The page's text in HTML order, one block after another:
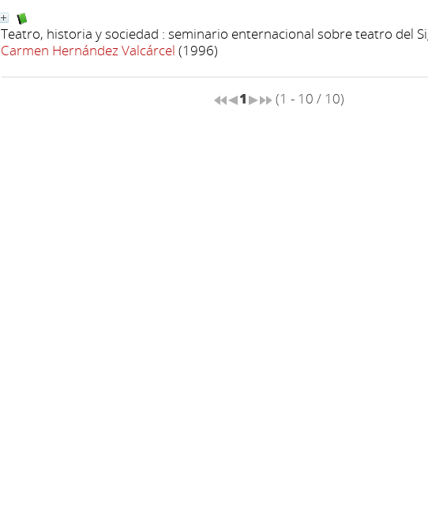
Teatro, historia y sociedad : seminario enternacional sobre teatro del
Carmen Hernández Valcárcel (1996)
1 (1 - 10 / 10)